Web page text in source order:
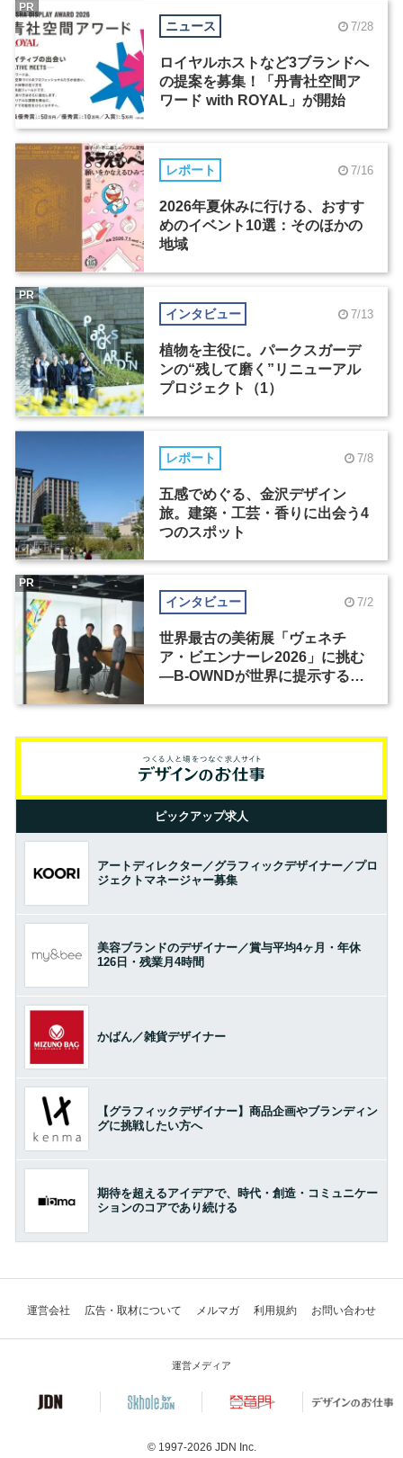
ニュース 7/28
ロイヤルホストなど3ブランドへ
の提案を募集！「丹青社空間ア
ワード with ROYAL」が開始
PR
レポート 7/16
2026年夏休みに行ける、おすす
めのイベント10選：そのほかの
地域
インタビュー 7/13
植物を主役に。パークスガーデ
ンの“残して磨く”リニューアル
プロジェクト（1）
PR
レポート 7/8
五感でめぐる、金沢デザイン
旅。建築・工芸・香りに出会う4
つのスポット
インタビュー 7/2
世界最古の美術展「ヴェネチ
ア・ビエンナーレ2026」に挑む
―B-OWNDが世界に提示する美
PR
ピックアップ求人
アートディレクター／グラフィックデザイナー／プロ
ジェクトマネージャー募集
美容ブランドのデザイナー／賞与平均4ヶ月・年休
126日・残業月4時間
かばん／雑貨デザイナー
【グラフィックデザイナー】商品企画やブランディン
グに挑戦したい方へ
期待を超えるアイデアで、時代・創造・コミュニケー
ションのコアであり続ける
運営会社 広告・取材について メルマガ 利用規約 お問い合わせ
運営メディア
© 1997-2026 JDN Inc.